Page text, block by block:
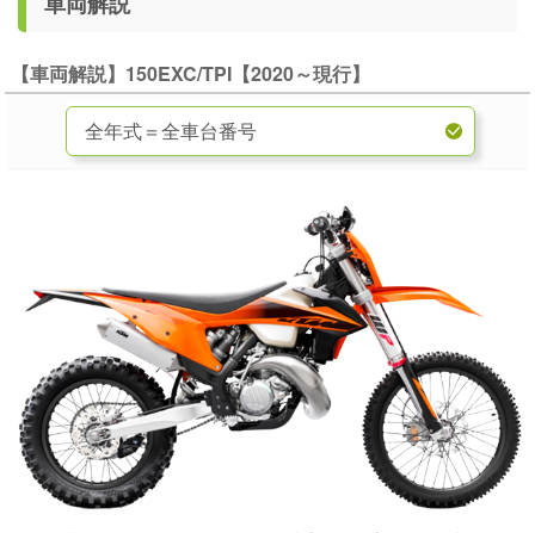
【車両解説】150EXC/TPI【2020～現行】